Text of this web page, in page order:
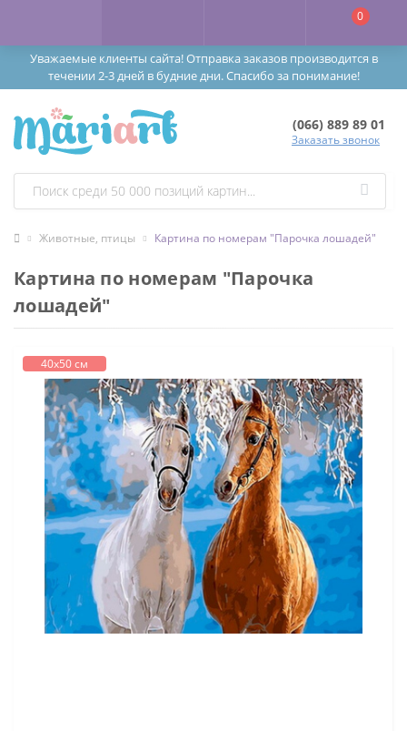
Уважаемые клиенты сайта! Отправка заказов производится в
течении 2-3 дней в будние дни. Спасибо за понимание!
0
(066) 889 89 01
Заказать звонок
Животные, птицы Картина по номерам "Парочка лошадей"
Картина по номерам "Парочка
лошадей"
40х50 см